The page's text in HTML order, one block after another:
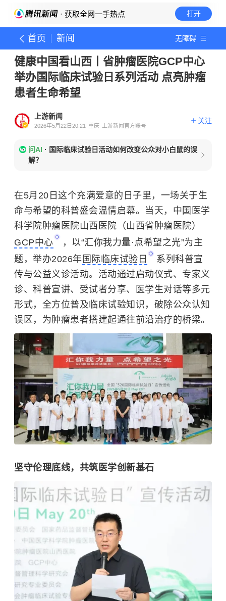
· 获取全网一手热点 打开
首页 新闻 无障碍
健康中国看山西丨省肿瘤医院GCP中心
举办国际临床试验日系列活动 点亮肿瘤
患者生命希望
上游新闻
2026年5月22日20:21 重庆 上游新闻官方账号
关注
问AI · 国际临床试验日活动如何改变公众对小白鼠的误
解？
在5月20日这个充满爱意的日子里，一场关于生
命与希望的科普盛会温情启幕。当天，中国医学
科学院肿瘤医院山西医院（山西省肿瘤医院）
GCP中心
，以“汇你我力量·点希望之光”为主
题，举办2026年 国际临床试验日
系列科普宣
传与公益义诊活动。活动通过启动仪式、专家义
诊、科普宣讲、受试者分享、医学生对话等多元
形式，全方位普及临床试验知识，破除公众认知
误区，为肿瘤患者搭建起通往前沿治疗的桥梁。
坚守伦理底线，共筑医学创新基石